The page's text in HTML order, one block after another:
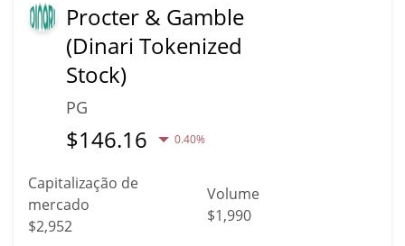
Procter & Gamble
(Dinari Tokenized
Stock)
PG
$146.16 0.40%
Capitalização de
mercado
$2,952
Volume
$1,990